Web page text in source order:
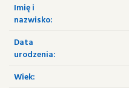
Imię i
nazwisko:
Data
urodzenia:
Wiek: